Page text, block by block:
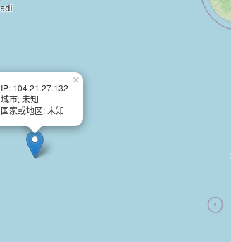
IP: 104.21.27.132
城市: 未知
国家或地区: 未知
×